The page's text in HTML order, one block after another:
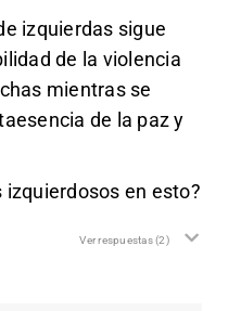
izquierdas sigue
de la violencia
mientras se
de la paz y
en esto?
Ver respuestas(2)